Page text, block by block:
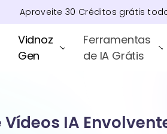
Aproveite 30 Créditos grátis
Vidnoz
Gen
Ferramentas
de IA Grátis
Vídeos IA